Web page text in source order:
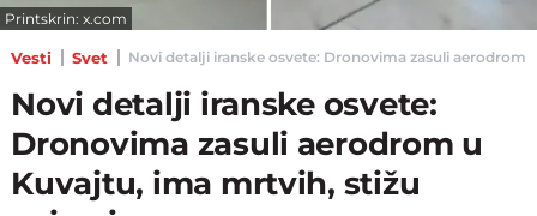
Printskrin: x.com
Vesti Svet Novi detalji iranske osvete: Dronovima zasuli aerodrom
Novi detalji iranske osvete:
Dronovima zasuli aerodrom u
Kuvajtu, ima mrtvih, stižu